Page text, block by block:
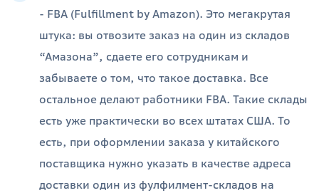
- FBA (Fulfillment by Amazon). Это мегакрутая
штука: вы отвозите заказ на один из складов
“Амазона”, сдаете его сотрудникам и
забываете о том, что такое доставка. Все
остальное делают работники FBA. Такие склады
есть уже практически во всех штатах США. То
есть, при оформлении заказа у китайского
поставщика нужно указать в качестве адреса
доставки один из фулфилмент-складов на